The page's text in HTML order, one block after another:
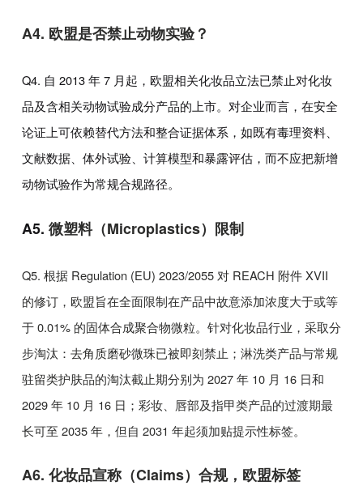
A4. 欧盟是否禁止动物实验？
Q4. 自 2013年7 月起，欧盟相关化妆品立法已禁止对化妆
品及含相关动物试验成分产品的上市。对企业而言，在安全
论证上可依赖替代方法和整合证据体系，如既有毒理资料、
文献数据、体外试验、计算模型和暴露评估，而不应把新增
动物试验作为常规合规路径。
A5. 微塑料（Microplastics）限制
Q5. 根据Regulation (EU) 2023/2055 对REACH 附件XVII
的修订，欧盟旨在全面限制在产品中故意添加浓度大于或等
于0.01% 的固体合成聚合物微粒。针对化妆品行业，采取分
步淘汰：去角质磨砂微珠已被即刻禁止；淋洗类产品与常规
驻留类护肤品的淘汰截止期分别为 2027年10 月 16 日和
2029年10 月 16 日；彩妆、唇部及指甲类产品的过渡期最
长可至 2035年，但自 2031 年起须加贴提示性标签。
A6. 化妆品宣称（Claims）合规，欧盟标签